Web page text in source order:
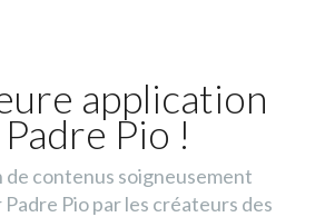
application
Pio !
de contenus soigneusement
Pio par les créateurs des